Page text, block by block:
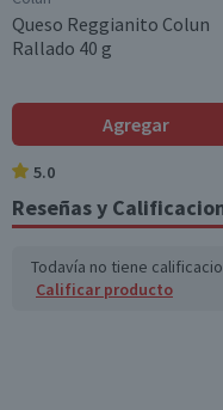
Turquía
Alto cm
Largo cm
21
21
Capacidad
1880 ml
Queso Reggianito Colun
Rallado 40 g
Agregar
5.0
Reseñas y
Todavía no tiene
Calificar producto